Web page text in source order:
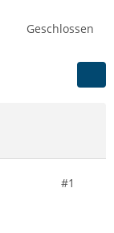
Geschlossen
#1